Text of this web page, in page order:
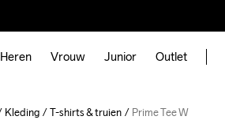
Heren Vrouw Junior Outlet
Kleding T-shirts & truien Prime Tee W